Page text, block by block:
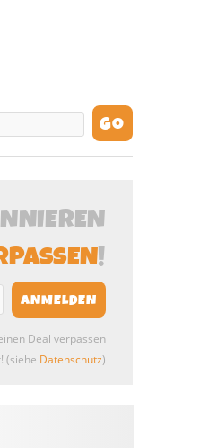
!
Deal verpassen
(siehe Datenschutz)